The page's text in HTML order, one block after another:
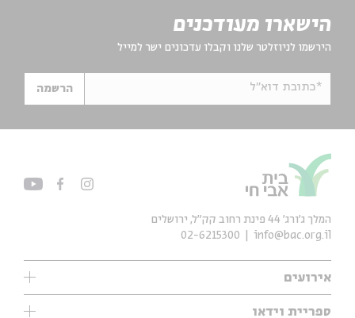
הישארו מעודכנים
הירשמו לניוזלטר שלנו וקבלו עדכונים ישר למייל
*כתובת דוא"ל הרשמה
אירועים
ספריית וידאו
המלך ג'ורג' 44 פינת רחוב קק״ל, ירושלים
info@bac.org.il
02-6215300